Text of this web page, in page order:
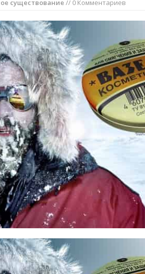
существование // 0 Комментариев